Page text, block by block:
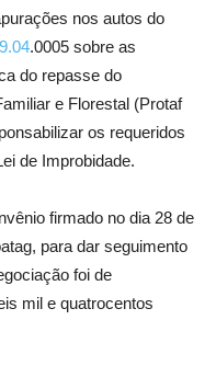
nos autos do
.0005 sobre as
do repasse do
e Florestal (Protaf
os requeridos
de Improbidade.
firmado no dia 28 de
para dar seguimento
foi de
mil e quatrocentos